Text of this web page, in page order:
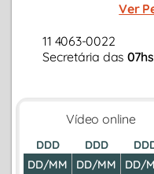
conciliando
Ver
11 4063-0022
Secretária das
Vídeo online
DDD
DD/MM
DDD
DD/MM
DD/